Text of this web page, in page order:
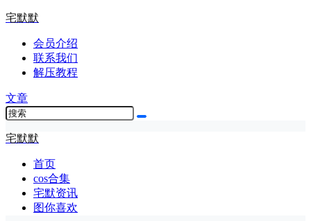
宅默默
会员介绍
联系我们
解压教程
文章
宅默默
首页
cos合集
宅默资讯
图你喜欢